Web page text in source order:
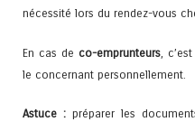
nécessité lors du rendez-vous
En cas de co-emprunteurs ,
le concernant personnellement.
Astuce : préparer les